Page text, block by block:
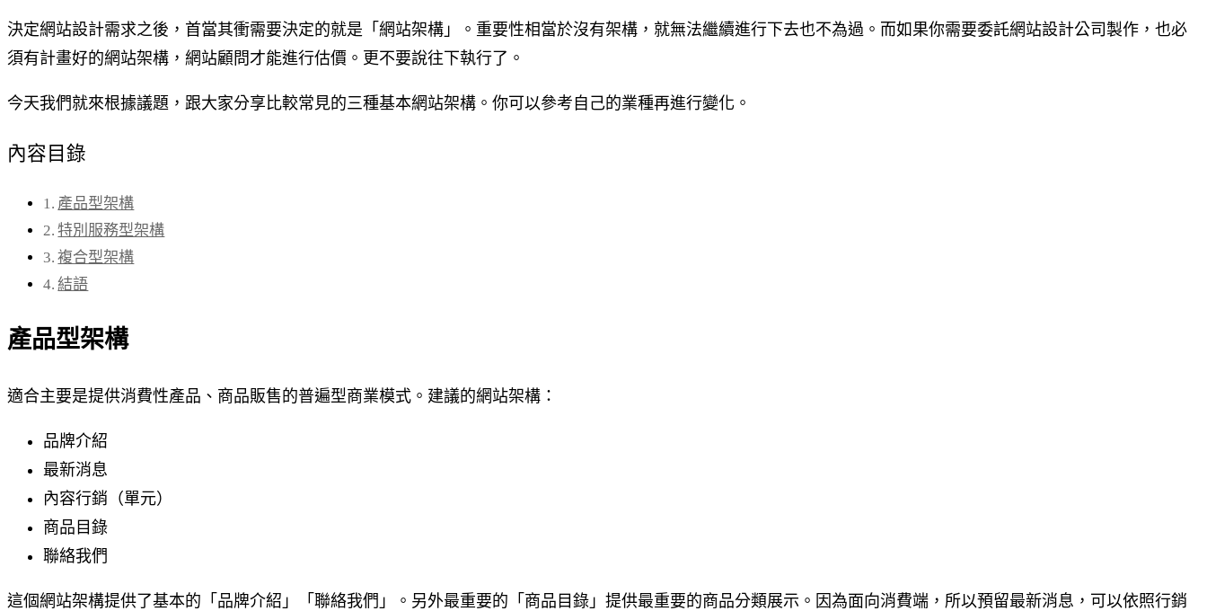
決定網站設計需求之後，首當其衝需要決定的就是「網站架構」。重要性相當於沒有架構，就無法繼續進行下去也不為過。而如果你需要委託網站設計公司製作，也必
須有計畫好的網站架構，網站顧問才能進行估價。更不要說往下執行了。
今天我們就來根據議題，跟大家分享比較常見的三種基本網站架構。你可以參考自己的業種再進行變化。
內容目錄
產品型架構
特別服務型架構
複合型架構
結語
產品型架構
適合主要是提供消費性產品、商品販售的普遍型商業模式。建議的網站架構：
品牌介紹
最新消息
內容行銷（單元）
商品目錄
聯絡我們
這個網站架構提供了基本的「品牌介紹」「聯絡我們」。另外最重要的「商品目錄」提供最重要的商品分類展示。因為面向消費端，所以預留最新消息，可以依照行銷